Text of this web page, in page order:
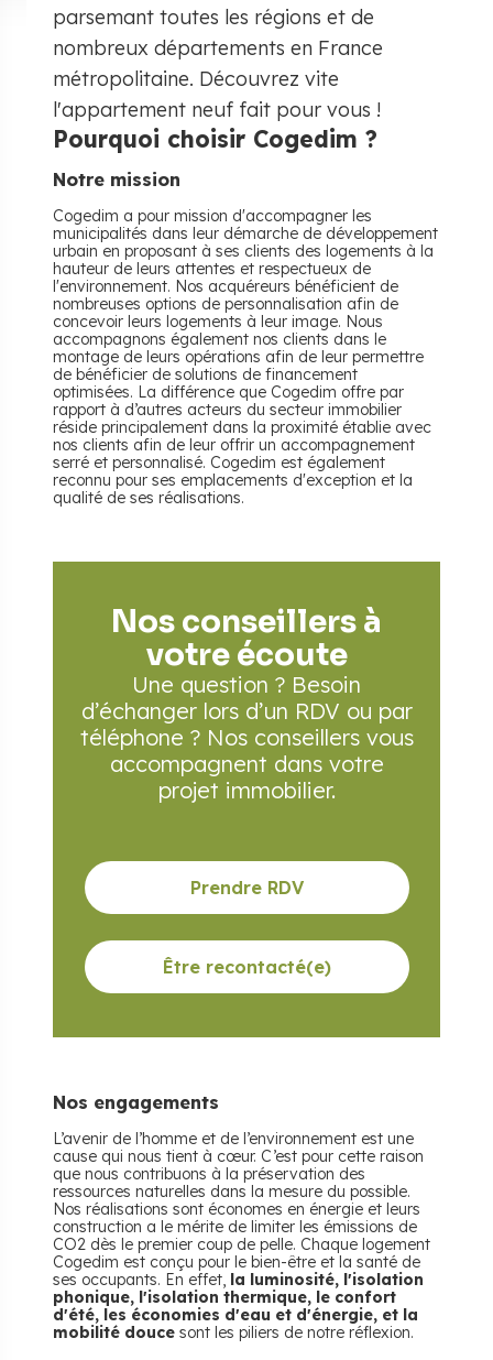
parsemant toutes les régions et de
nombreux départements en France
métropolitaine. Découvrez vite
l'appartement neuf fait pour vous !
Pourquoi choisir Cogedim ?
Notre mission
Cogedim a pour mission d'accompagner les
municipalités dans leur démarche de développement
urbain en proposant à ses clients des logements à la
hauteur de leurs attentes et respectueux de
l'environnement. Nos acquéreurs bénéficient de
nombreuses options de personnalisation afin de
concevoir leurs logements à leur image. Nous
accompagnons également nos clients dans le
montage de leurs opérations afin de leur permettre
de bénéficier de solutions de financement
optimisées. La différence que Cogedim offre par
rapport à d’autres acteurs du secteur immobilier
réside principalement dans la proximité établie avec
nos clients afin de leur offrir un accompagnement
serré et personnalisé. Cogedim est également
reconnu pour ses emplacements d'exception et la
qualité de ses réalisations.
Nos conseillers à
votre écoute
Une question ? Besoin
d’échanger lors d’un RDV ou par
téléphone ? Nos conseillers vous
accompagnent dans votre
projet immobilier.
Prendre RDV
Être recontacté(e)
Nos engagements
L’avenir de l’homme et de l’environnement est une
cause qui nous tient à cœur. C’est pour cette raison
que nous contribuons à la préservation des
ressources naturelles dans la mesure du possible.
Nos réalisations sont économes en énergie et leurs
construction a le mérite de limiter les émissions de
CO2 dès le premier coup de pelle. Chaque logement
Cogedim est conçu pour le bien-être et la santé de
ses occupants. En effet, la luminosité, l'isolation
phonique, l'isolation thermique, le confort
d'été, les économies d'eau et d'énergie, et la
mobilité douce sont les piliers de notre réflexion.